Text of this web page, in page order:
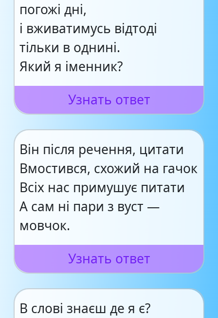
погожі дні,
і вживатимусь відтоді
тільки в однині.
Який я іменник?
Узнать ответ
Він після речення, цитати
Вмостився, схожий на гачок
Всіх нас примушує питати
А сам ні пари з вуст —
мовчок.
Узнать ответ
В слові знаєш де я є?